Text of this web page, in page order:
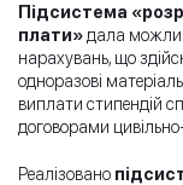
Підсистема
плати»дала
нарахувань, що
одноразові
виплати стипендій
договорами
Реалізовано